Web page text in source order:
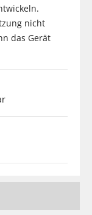
nicht
das Gerät